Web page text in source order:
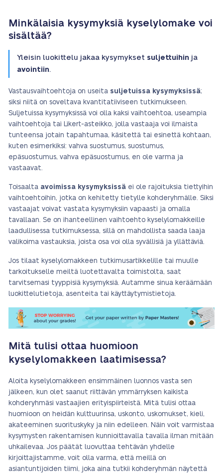
Minkälaisia kysymyksiä kyselylomake voi
sisältää?
Yleisin luokittelu jakaa kysymykset suljettuihin ja
avointiin.
Vastausvaihtoehtoja on useita suljetuissa kysymyksissä;
siksi niitä on soveltava kvantitatiiviseen tutkimukseen.
Suljetuissa kysymyksissä voi olla kaksi vaihtoehtoa, useampia
vaihtoehtoja tai Likert-asteikko, jolla vastaaja voi ilmaista
tunteensa jotain tapahtumaa, käsitettä tai esinettä kohtaan,
kuten esimerkiksi: vahva suostumus, suostumus,
epäsuostumus, vahva epäsuostumus, en ole varma ja
vastaavat.
Toisaalta avoimissa kysymyksissä ei ole rajoituksia tiettyihin
vaihtoehtoihin, jotka on kehitetty tietylle kohderyhmälle. Siksi
vastaajat voivat vastata kysymyksiin vapaasti ja omalla
tavallaan. Se on ihanteellinen vaihtoehto kyselylomakkeille
laadullisessa tutkimuksessa, sillä on mahdollista saada laaja
valikoima vastauksia, joista osa voi olla syvällisiä ja yllättäviä.
Jos tilaat kyselylomakkeen tutkimusartikkelille tai muulle
tarkoitukselle meiltä luotettavalta toimistolta, saat
tarvitsemasi tyyppisiä kysymyksiä. Autamme sinua keräämään
luokittelutietoja, asenteita tai käyttäytymistietoja.
Mitä tulisi ottaa huomioon
kyselylomakkeen laatimisessa?
Aloita kyselylomakkeen ensimmäinen luonnos vasta sen
jälkeen, kun olet saanut riittävän ymmärryksen kaikista
kohderyhmäsi vastaajien erityispiirteistä. Mitä tulisi ottaa
huomioon on heidän kulttuurinsa, uskonto, uskomukset, kieli,
akateeminen suorituskyky ja niin edelleen. Näin voit varmistaa
kysymysten rakentamisen kunnioittavalla tavalla ilman mitään
uhkailevaa. Jos päätät luovuttaa tehtävän yhdelle
kirjoittajistamme, voit olla varma, että meillä on
asiantuntijoiden tiimi, joka aina tutkii kohderyhmän näytettä